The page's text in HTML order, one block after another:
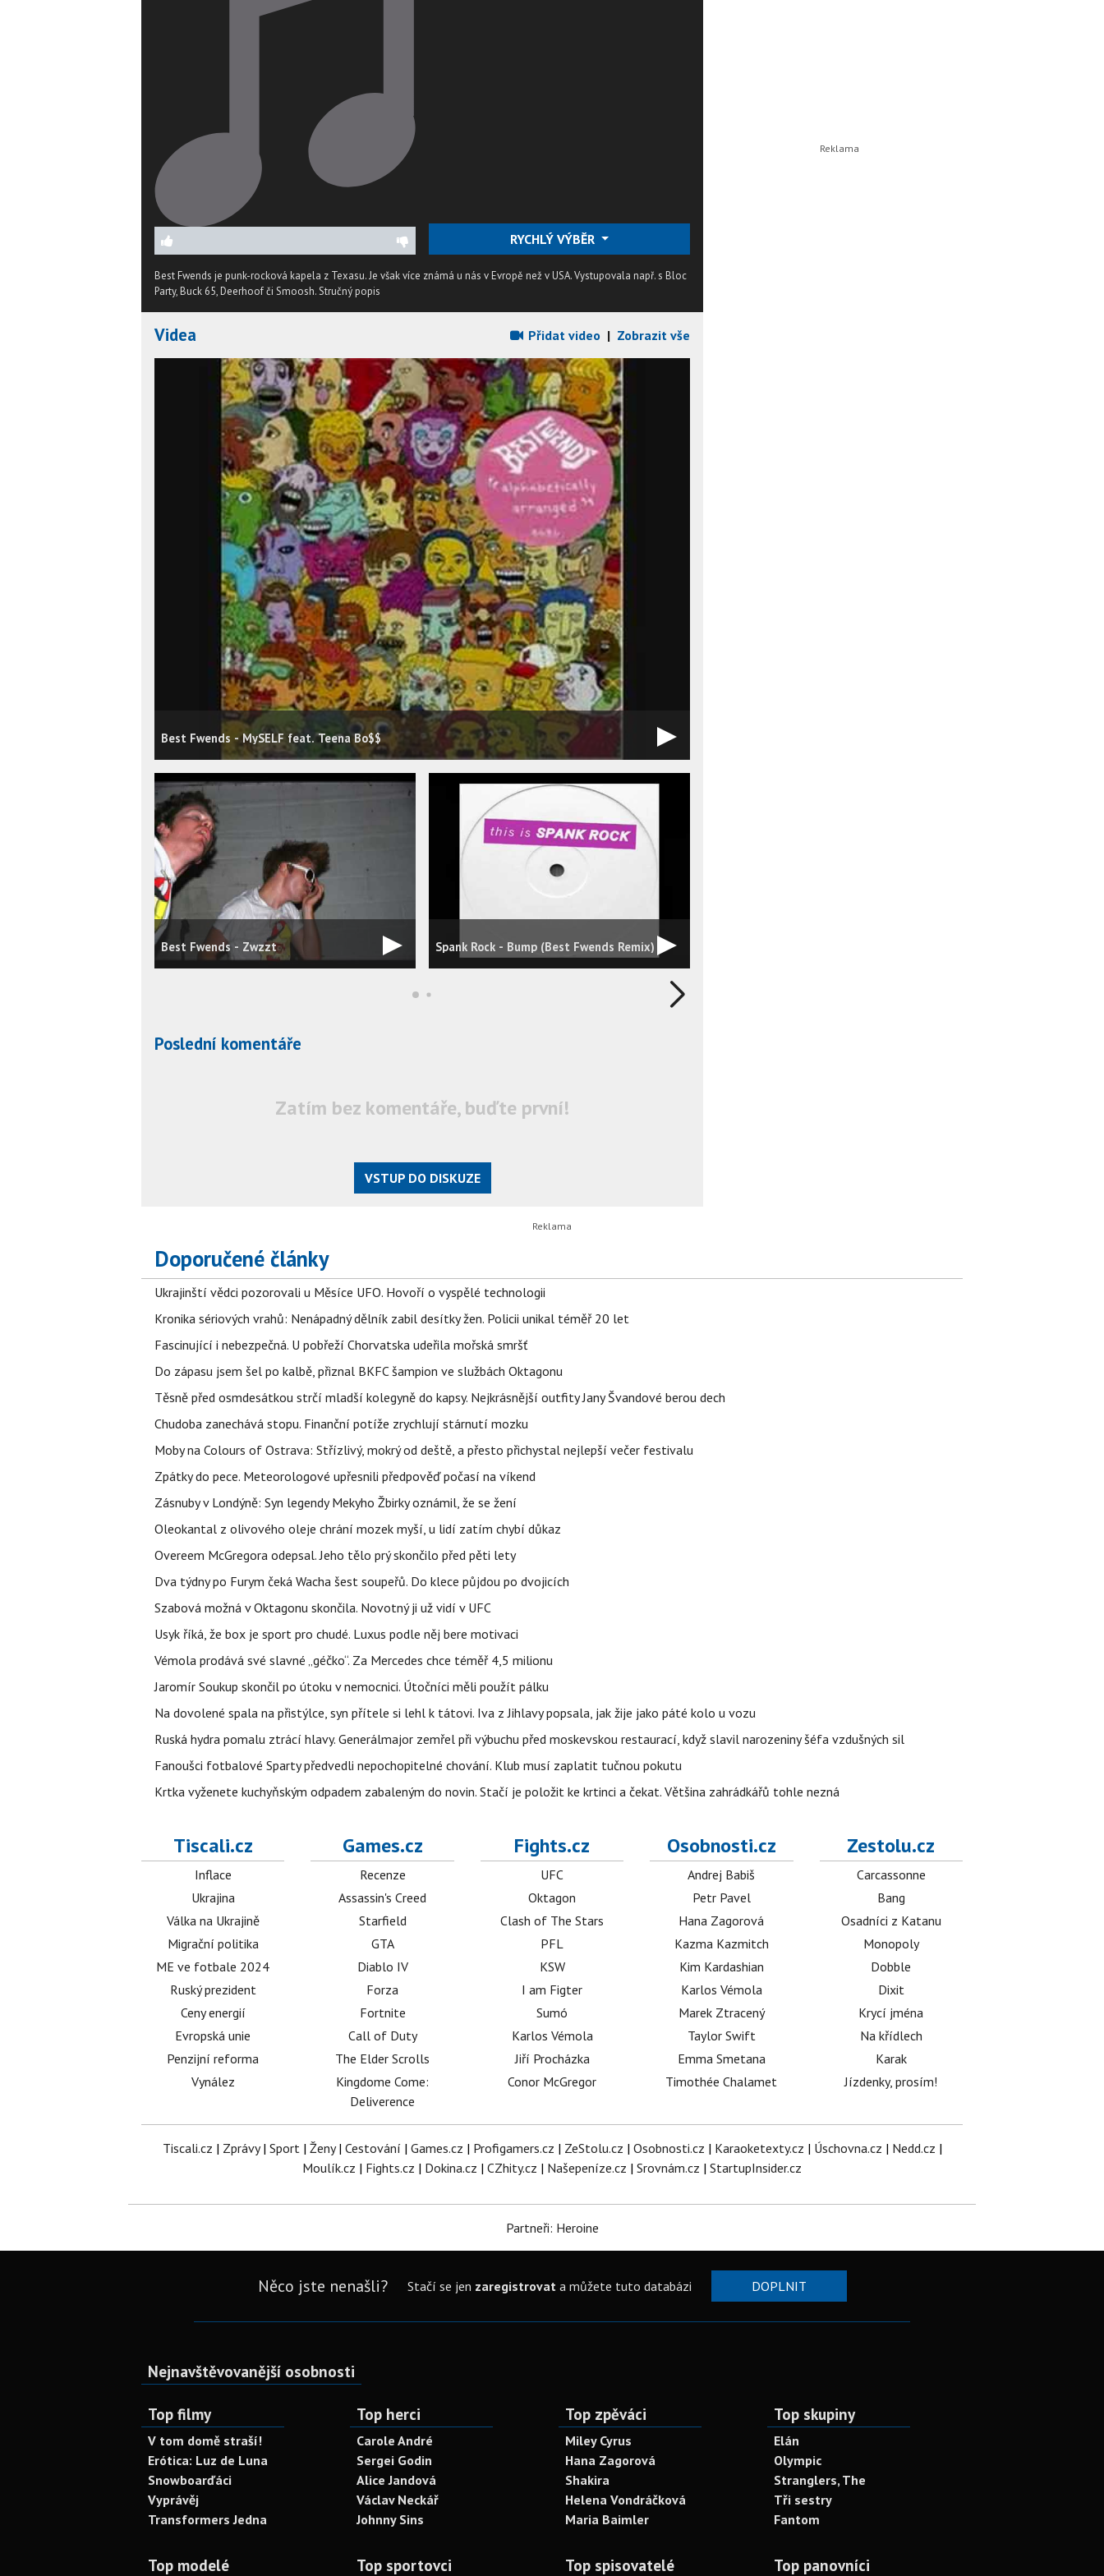
RYCHLÝ VÝBĚR
Best Fwends je punk-rocková kapela z Texasu. Je však více známá u nás v Evropě než v USA. Vystupovala např. s Bloc
Party, Buck 65, Deerhoof či Smoosh.Stručný popis
Videa Přidat video | Zobrazit vše
Best Fwends - MySELF feat. Teena Bo$$
Best Fwends - Zwzzt Spank Rock - Bump (Best Fwends Remix)
Poslední komentáře
Zatím bez komentáře, buďte první!
VSTUP DO DISKUZE
Doporučené články
Ukrajinští vědci pozorovali u Měsíce UFO. Hovoří o vyspělé technologii
Kronika sériových vrahů: Nenápadný dělník zabil desítky žen. Policii unikal téměř 20 let
Fascinující i nebezpečná. U pobřeží Chorvatska udeřila mořská smršť
Do zápasu jsem šel po kalbě, přiznal BKFC šampion ve službách Oktagonu
Těsně před osmdesátkou strčí mladší kolegyně do kapsy. Nejkrásnější outfity Jany Švandové berou dech
Chudoba zanechává stopu. Finanční potíže zrychlují stárnutí mozku
Moby na Colours of Ostrava: Střízlivý, mokrý od deště, a přesto přichystal nejlepší večer festivalu
Zpátky do pece. Meteorologové upřesnili předpověď počasí na víkend
Zásnuby v Londýně: Syn legendy Mekyho Žbirky oznámil, že se žení
Oleokantal z olivového oleje chrání mozek myší, u lidí zatím chybí důkaz
Overeem McGregora odepsal. Jeho tělo prý skončilo před pěti lety
Dva týdny po Furym čeká Wacha šest soupeřů. Do klece půjdou po dvojicích
Szabová možná v Oktagonu skončila. Novotný ji už vidí v UFC
Usyk říká, že box je sport pro chudé. Luxus podle něj bere motivaci
Vémola prodává své slavné „géčko“. Za Mercedes chce téměř 4,5 milionu
Jaromír Soukup skončil po útoku v nemocnici. Útočníci měli použít pálku
Na dovolené spala na přistýlce, syn přítele si lehl k tátovi. Iva z Jihlavy popsala, jak žije jako páté kolo u vozu
Ruská hydra pomalu ztrácí hlavy. Generálmajor zemřel při výbuchu před moskevskou restaurací, když slavil narozeniny šéfa vzdušných sil
Fanoušci fotbalové Sparty předvedli nepochopitelné chování. Klub musí zaplatit tučnou pokutu
Krtka vyženete kuchyňským odpadem zabaleným do novin. Stačí je položit ke krtinci a čekat. Většina zahrádkářů tohle nezná
Tiscali.cz
Inflace
Ukrajina
Válka na Ukrajině
Migrační politika
ME ve fotbale 2024
Ruský prezident
Ceny energií
Evropská unie
Penzijní reforma
Vynález
Games.cz
Recenze
Assassin's Creed
Starfield
GTA
Diablo IV
Forza
Fortnite
Call of Duty
The Elder Scrolls
Kingdome Come:
Deliverence
Fights.cz
UFC
Oktagon
Clash of The Stars
PFL
KSW
I am Figter
Sumó
Karlos Vémola
Jiří Procházka
Conor McGregor
Osobnosti.cz
Andrej Babiš
Petr Pavel
Hana Zagorová
Kazma Kazmitch
Kim Kardashian
Karlos Vémola
Marek Ztracený
Taylor Swift
Emma Smetana
Timothée Chalamet
Zestolu.cz
Carcassonne
Bang
Osadníci z Katanu
Monopoly
Dobble
Dixit
Krycí jména
Na křídlech
Karak
Jízdenky, prosím!
Tiscali.cz | Zprávy| Sport| Ženy| Cestování | Games.cz | Profigamers.cz | ZeStolu.cz | Osobnosti.cz | Karaoketexty.cz | Úschovna.cz | Nedd.cz |
Moulík.cz | Fights.cz | Dokina.cz | CZhity.cz | Našepeníze.cz | Srovnám.cz | StartupInsider.cz
Partneři: Heroine
Něco jste nenašli? Stačí se jen zaregistrovata můžete tuto databázi DOPLNIT
Nejnavštěvovanější osobnosti
Top filmy
V tom domě straší!
Erótica: Luz de Luna
Snowboarďáci
Vyprávěj
Transformers Jedna
Top herci
Carole André
Sergei Godin
Alice Jandová
Václav Neckář
Johnny Sins
Top zpěváci
Miley Cyrus
Hana Zagorová
Shakira
Helena Vondráčková
Maria Baimler
Top skupiny
Elán
Olympic
Stranglers, The
Tři sestry
Fantom
Top modelé Top sportovci Top spisovatelé Top panovníci